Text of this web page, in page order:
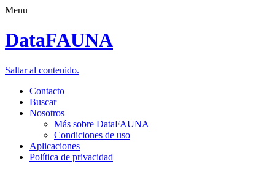
Menu
DataFAUNA
Saltar al contenido.
Contacto
Buscar
Nosotros
Más sobre DataFAUNA
Condiciones de uso
Aplicaciones
Política de privacidad